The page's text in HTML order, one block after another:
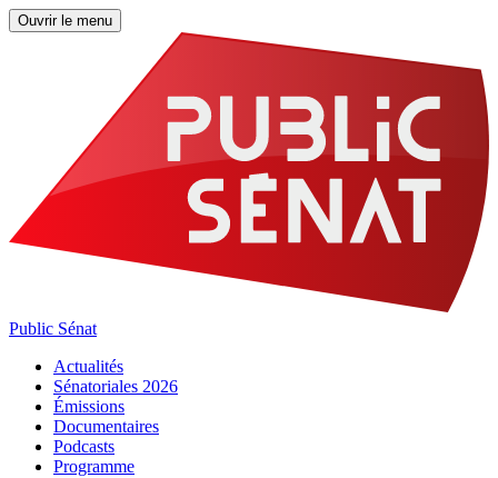
Ouvrir le menu
Public Sénat
Actualités
Sénatoriales 2026
Émissions
Documentaires
Podcasts
Programme